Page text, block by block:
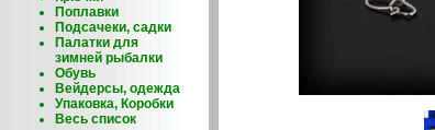
Поплавки
Подсачеки, садки
Палатки для
зимней рыбалки
Обувь
Вейдерсы, одежда
Упаковка, Коробки
Весь список